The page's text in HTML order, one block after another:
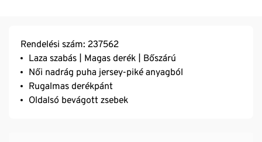
Rendelési szám: 237562
Laza szabás | Magas derék | Bőszárú
Női nadrág puha jersey-piké anyagból
Rugalmas derékpánt
Oldalsó bevágott zsebek